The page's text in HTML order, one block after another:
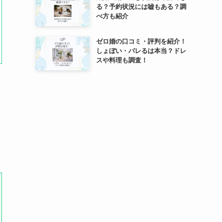
る？予約状況には嘘もある？調
べ方も紹介
ゼロ婚の口コミ・評判を紹介！
しょぼい・バレるは本当？ドレ
スや料理も調査！